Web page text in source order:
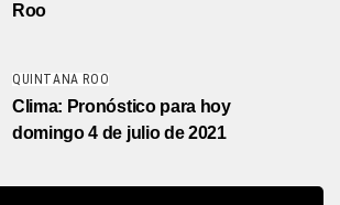
Roo
QUINTANA ROO
Clima: Pronóstico para hoy
domingo 4 de julio de 2021